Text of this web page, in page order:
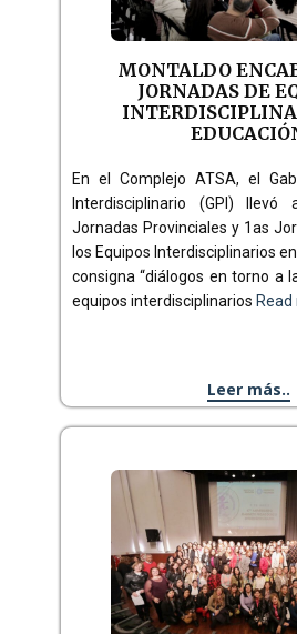
MONTALDO
JORNADAS DE
En el Complejo ATSA, el
Interdisciplinario (GPI) llevó
Jornadas Provinciales y 1as
los Equipos Interdisciplinarios
consigna “diálogos en torno a
equipos interdisciplinarios
Leer más..